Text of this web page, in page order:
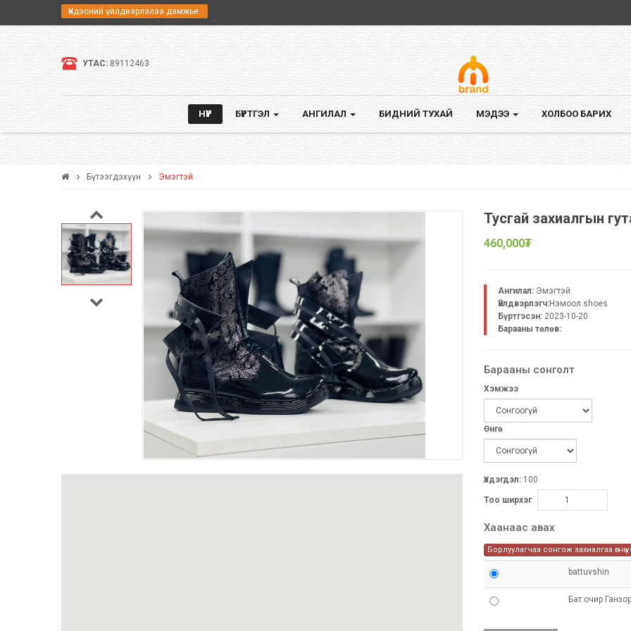
Үндэсний үйлдвэрлэлээ дэмжье.
Үндэсний үйлдвэрийн бүтээгдэхүүн борлуулагч
Хүссэн бараагаа хүссэн газраа хүргүүлэн аваарай.
УТАС: 89112463
НҮҮР БҮРТГЭЛ АНГИЛАЛ БИДНИЙ ТУХАЙ МЭДЭЭ ХОЛБОО БАРИХ
Бүтээгдэхүүн Эмэгтэй
Тусгай захиалгын
460,000₮
Ангилал: Эмэгтэй
Үйлдвэрлэгч:Нэмоол shoes
Бүртгэсэн: 2023-10-20
Барааны төлөв:
Барааны сонголт
Хэмжээ
Өнгө
Үлдэгдэл: 100
Тоо ширхэг
Хаанаас авах
Борлуулагчаа сонгож захиалгаа өгнө
battuvshin
Бат очир